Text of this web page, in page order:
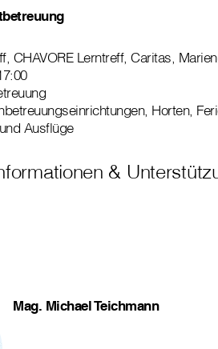
CHAVORE Lerntreff, Caritas,
Horten,
Ausflüge
&
Mag. Michael Teichmann